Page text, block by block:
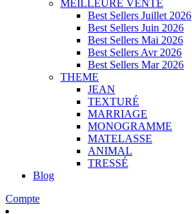
MEILLEURE VENTE
Best Sellers Juillet 2026
Best Sellers Juin 2026
Best Sellers Mai 2026
Best Sellers Avr 2026
Best Sellers Mar 2026
THEME
JEAN
TEXTURÉ
MARRIAGE
MONOGRAMME
MATELASSE
ANIMAL
TRESSÉ
Blog
Compte